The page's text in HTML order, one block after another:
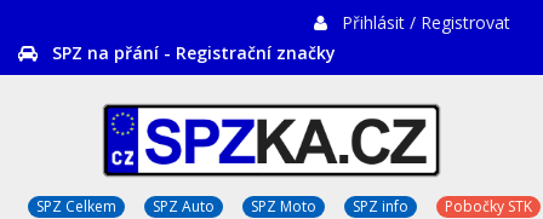
Přihlásit / Registrovat
SPZ na přání - Registrační značky
SPZ Celkem SPZ Auto SPZ Moto SPZ info Pobočky STK